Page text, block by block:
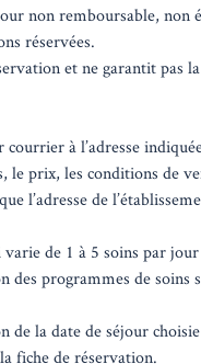
non remboursable, non
réservées.
et ne garantit pas
à l’adresse
le prix, les conditions de
l’adresse de
de 1 à 5 soins par
programmes de soins
de la date de séjour
fiche de réservation.